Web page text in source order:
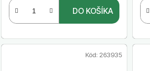
DO KOŠÍKA
Kód: 263935